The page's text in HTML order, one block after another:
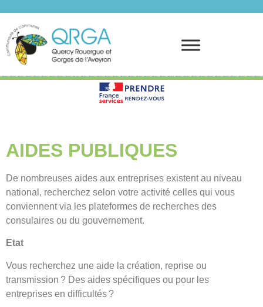
AIDES PUBLIQUES
De nombreuses aides aux entreprises existent au niveau
national , recherchez selon votre activité celles qui vous
conviennent via les plateformes de recherches des
consulaires ou du gouvernement.
Etat
Vous recherchez une aide la création, reprise ou
transmission ? Des aides spécifiques ou pour les
entreprises en difficultés ?